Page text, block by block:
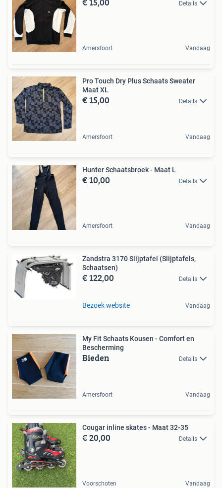
Details
Amersfoort Vandaag
Pro Touch Dry Plus Schaats Sweater
Maat XL
€ 15,00 Details
Amersfoort Vandaag
Hunter Schaatsbroek - Maat L
€ 10,00 Details
Amersfoort Vandaag
Zandstra 3170 Slijptafel (Slijptafels,
Schaatsen)
€ 122,00 Details
Bezoek website Vandaag
My Fit Schaats Kousen - Comfort en
Bescherming
Bieden Details
Amersfoort Vandaag
Cougar inline skates - Maat 32-35
€ 20,00 Details
Voorschoten Vandaag